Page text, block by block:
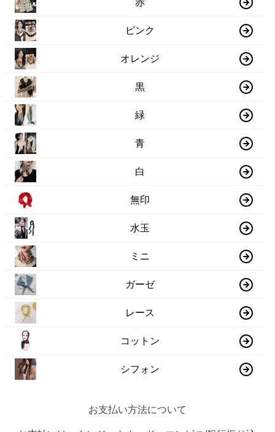
ピンク
オレンジ
黒
緑
青
白
無印
水玉
ミニ
ガーゼ
レース
コットン
シフォン
お支払い方法について